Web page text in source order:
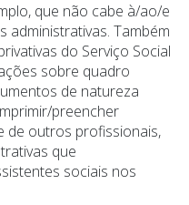
que não cabe à/ao/e
administrativas. Também
do Serviço Social
sobre quadro
de natureza
preencher
de outros profissionais,
que
sociais nos